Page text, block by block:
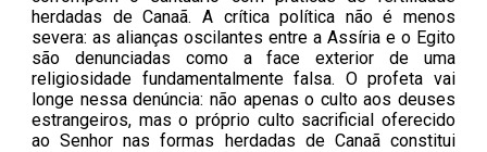
herdadas de Canaã. A crítica política não é menos
severa: as alianças oscilantes entre a Assíria e o Egito
são denunciadas como a face exterior de uma
religiosidade fundamentalmente falsa. O profeta vai
longe nessa denúncia: não apenas o culto aos deuses
estrangeiros, mas o próprio culto sacrificial oferecido
ao Senhor nas formas herdadas de Canaã constitui